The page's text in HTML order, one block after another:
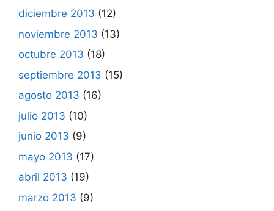
diciembre 2013 (12)
noviembre 2013 (13)
octubre 2013 (18)
septiembre 2013 (15)
agosto 2013 (16)
julio 2013 (10)
junio 2013 (9)
mayo 2013 (17)
abril 2013 (19)
marzo 2013 (9)